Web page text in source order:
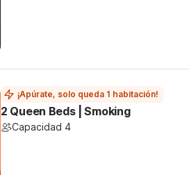
¡Apúrate, solo queda 1 habitación!
2 Queen Beds | Smoking
Capacidad 4